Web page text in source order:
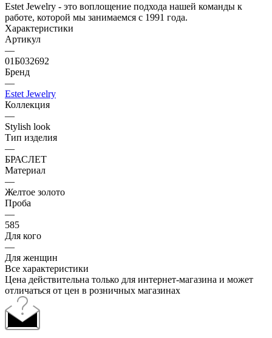
Estet Jewelry - это воплощение подхода нашей команды к
работе, которой мы занимаемся с 1991 года.
Характеристики
Артикул
—
01Б032692
Бренд
—
Estet Jewelry
Коллекция
—
Stylish look
Тип изделия
—
БРАСЛЕТ
Материал
—
Желтое золото
Проба
—
585
Для кого
—
Для женщин
Все характеристики
Цена действительна только для интернет-магазина и может
отличаться от цен в розничных магазинах